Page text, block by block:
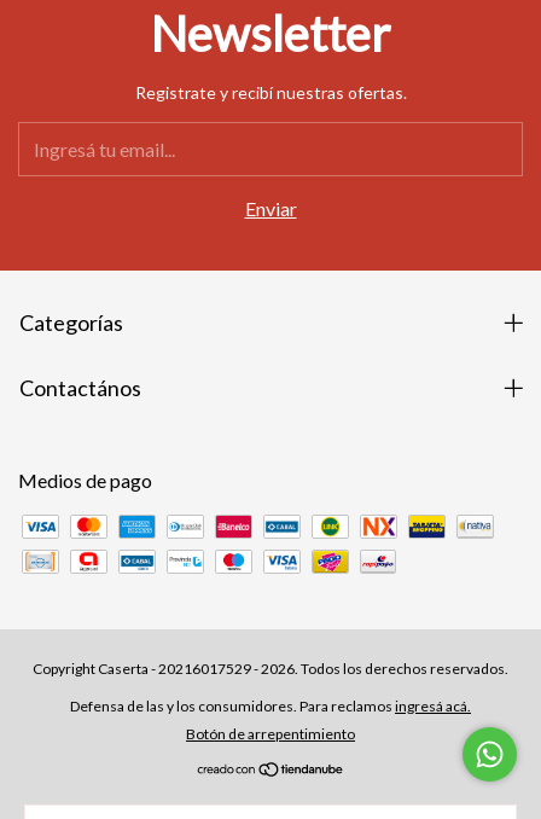
Newsletter
Registrate y recibí nuestras ofertas.
Categorías
Contactános
Medios de pago
Copyright Caserta - 20216017529 - 2026. Todos los derechos reservados.
Defensa de las y los consumidores. Para reclamos ingresá acá.
Botón de arrepentimiento